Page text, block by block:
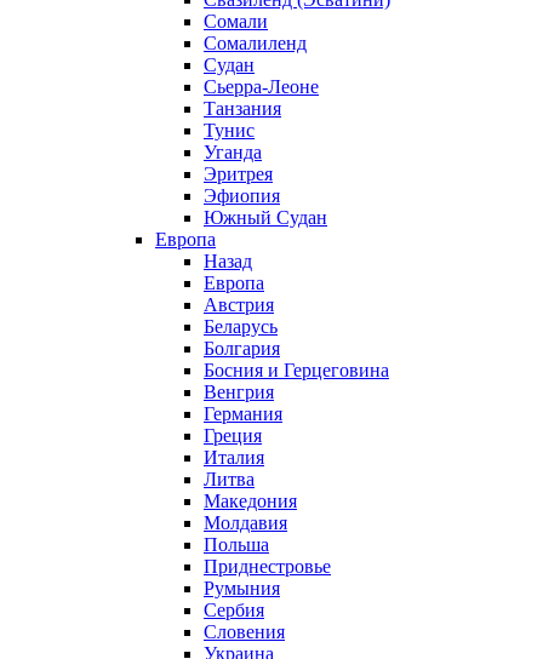
Сомали
Сомалиленд
Судан
Сьерра-Леоне
Танзания
Тунис
Уганда
Эритрея
Эфиопия
Южный Судан
Европа
Назад
Европа
Австрия
Беларусь
Болгария
Босния и Герцеговина
Венгрия
Германия
Греция
Италия
Литва
Македония
Молдавия
Польша
Приднестровье
Румыния
Сербия
Словения
Украина